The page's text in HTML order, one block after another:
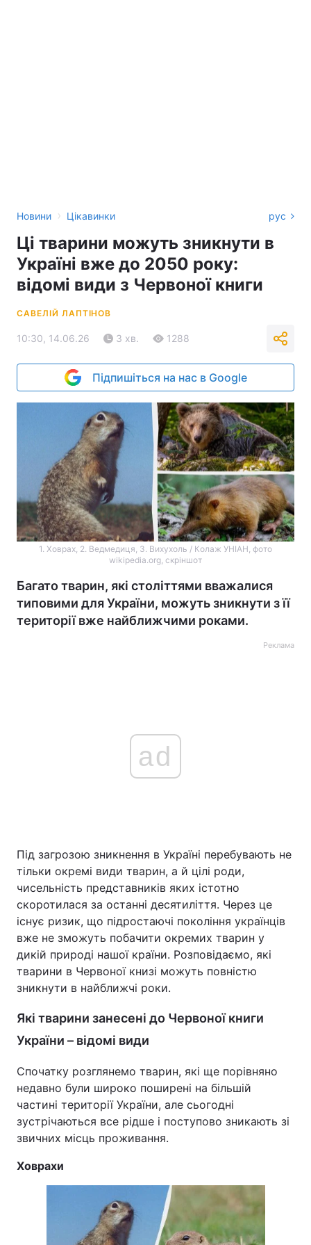
Новини › Цікавинки рус
Ці тварини можуть зникнути в
Україні вже до 2050 року:
відомі види з Червоної книги
САВЕЛІЙ ЛАПТІНОВ
10:30, 14.06.26 3 хв. 1288
Підпишіться на нас в Google
1. Ховрах, 2. Ведмедиця, 3. Вихухоль / Колаж УНІАН, фото
wikipedia.org, скріншот
Багато тварин, які століттями вважалися
типовими для України, можуть зникнути з її
території вже найближчими роками.
Реклама
ad
Під загрозою зникнення в Україні перебувають не
тільки окремі види тварин, а й цілі роди,
чисельність представників яких істотно
скоротилася за останні десятиліття. Через це
існує ризик, що підростаючі покоління українців
вже не зможуть побачити окремих тварин у
дикій природі нашої країни. Розповідаємо, які
тварини в Червоної книзі можуть повністю
зникнути в найближчі роки.
Які тварини занесені до Червоної книги
України – відомі види
Спочатку розглянемо тварин, які ще порівняно
недавно були широко поширені на більшій
частині території України, але сьогодні
зустрічаються все рідше і поступово зникають зі
звичних місць проживання.
Ховрахи